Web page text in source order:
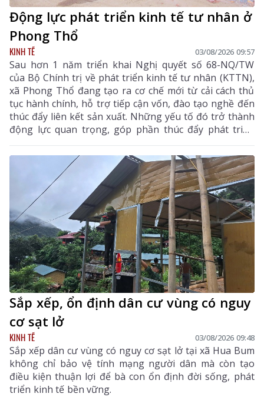
Động lực phát triển kinh tế tư nhân ở
Phong Thổ
KINH TẾ 03/08/2026 09:57
Sau hơn 1 năm triển khai Nghị quyết số 68-NQ/TW
của Bộ Chính trị về phát triển kinh tế tư nhân (KTTN),
xã Phong Thổ đang tạo ra cơ chế mới từ cải cách thủ
tục hành chính, hỗ trợ tiếp cận vốn, đào tạo nghề đến
thúc đẩy liên kết sản xuất. Những yếu tố đó trở thành
động lực quan trọng, góp phần thúc đẩy phát triển
kinh tế - xã hội của vùng đất biên cương, từng bước
khẳng định rõ nét vai trò của KTTN.
Sắp xếp, ổn định dân cư vùng có nguy
cơ sạt lở
KINH TẾ 03/08/2026 09:48
Sắp xếp dân cư vùng có nguy cơ sạt lở tại xã Hua Bum
không chỉ bảo vệ tính mạng người dân mà còn tạo
điều kiện thuận lợi để bà con ổn định đời sống, phát
triển kinh tế bền vững.